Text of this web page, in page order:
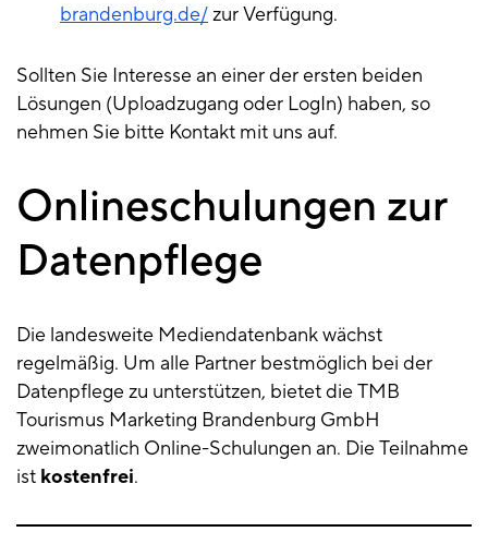
brandenburg.de/zur Verfügung.
Sollten Sie Interesse an einer der ersten beiden
Lösungen (Uploadzugang oder LogIn) haben, so
nehmen Sie bitte Kontakt mit uns auf.
Onlineschulungen
Onlineschulungen zur
Datenpflege
Die landesweite Mediendatenbank wächst
regelmäßig. Um alle Partner bestmöglich bei der
Datenpflege zu unterstützen, bietet die TMB
Tourismus Marketing Brandenburg GmbH
zweimonatlich Online-Schulungen an. Die Teilnahme
ist kostenfrei.